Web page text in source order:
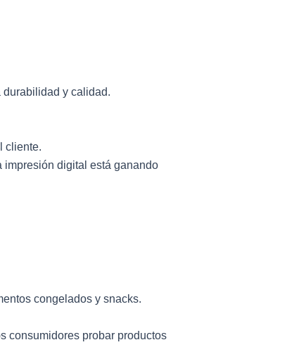
y calidad.
cliente.
impresión digital está ganando
congelados y snacks.
consumidores probar productos